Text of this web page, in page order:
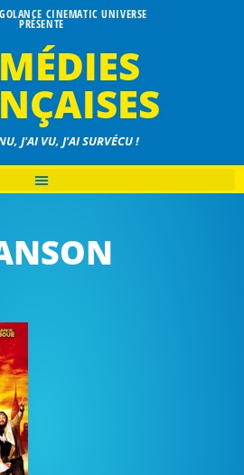
CINEMATIC UNIVERSE
PRÉSENTE
J'AI VU, J'AI SURVÉCU !